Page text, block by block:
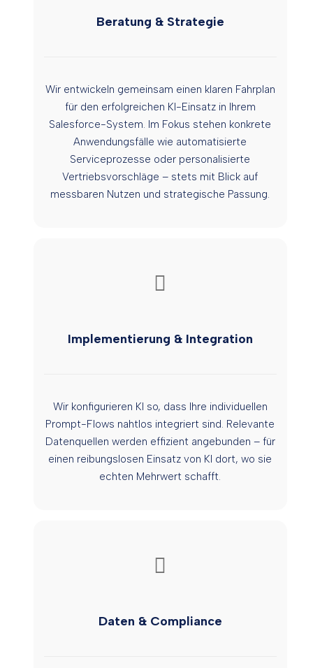
Beratung & Strategie
Wir entwickeln gemeinsam einen klaren Fahrplan
für den erfolgreichen KI-Einsatz in Ihrem
Salesforce-System. Im Fokus stehen konkrete
Anwendungsfälle wie automatisierte
Serviceprozesse oder personalisierte
Vertriebsvorschläge – stets mit Blick auf
messbaren Nutzen und strategische Passung.
Implementierung & Integration
Wir konfigurieren KI so, dass Ihre individuellen
Prompt-Flows nahtlos integriert sind. Relevante
Datenquellen werden effizient angebunden – für
einen reibungslosen Einsatz von KI dort, wo sie
echten Mehrwert schafft.
Daten & Compliance